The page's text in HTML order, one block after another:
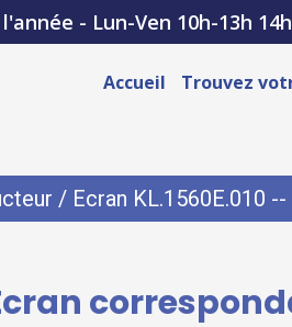
- Lun-Ven 10h-13h
Accueil Trouvez
/ Ecran KL.1560E.010